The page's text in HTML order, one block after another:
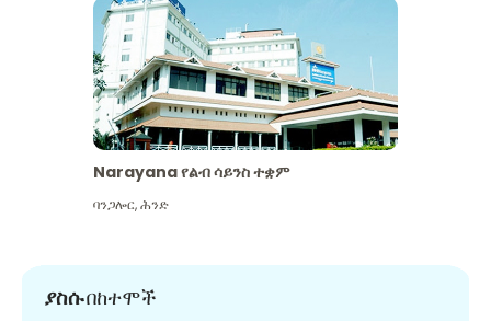
Narayana የልብ ሳይንስ ተቋም
ባንጋሎር,ሕንድ
ያስሱበከተሞች